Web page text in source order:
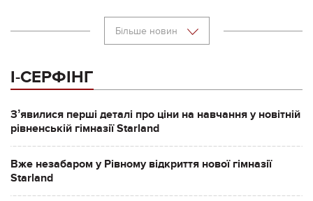
Більше новин
І-СЕРФІНГ
Зʼявилися перші деталі про ціни на навчання у новітній
рівненській гімназії Starland
Вже незабаром у Рівному відкриття нової гімназії
Starland